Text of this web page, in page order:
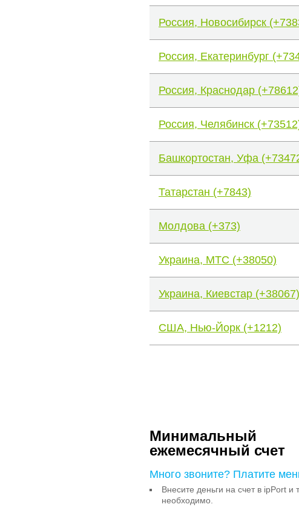
Россия, Новосибирск
Россия, Екатеринбург
Россия, Краснодар
Россия, Челябинск
Башкортостан, Уфа
Татарстан (+7843)
Молдова (+373)
Украина, МТС (+38050)
Украина, Киевстар (+38067)
США, Нью-Йорк (+1212)
Минимальный
ежемесячный счет
Много звоните? Платите
Внесите деньги на счет в ipPort и
необходимо.